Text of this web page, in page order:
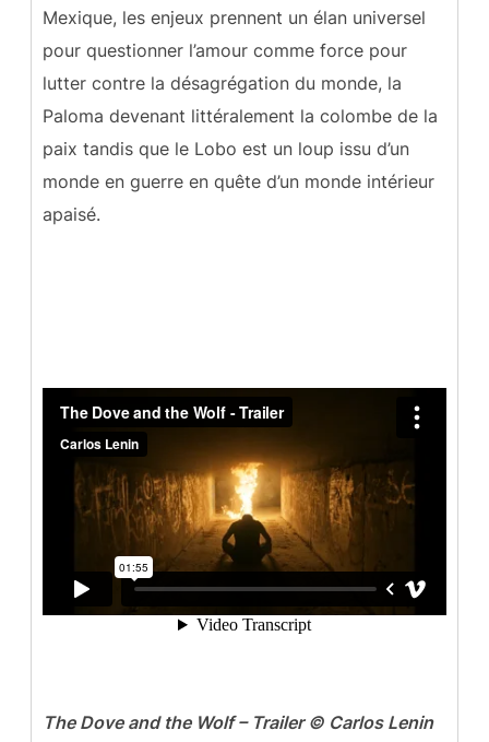
Mexique, les enjeux prennent un élan universel
pour questionner l’amour comme force pour
lutter contre la désagrégation du monde, la
Paloma devenant littéralement la colombe de la
paix tandis que le Lobo est un loup issu d’un
monde en guerre en quête d’un monde intérieur
apaisé.
The Dove and the Wolf – Trailer © Carlos Lenin